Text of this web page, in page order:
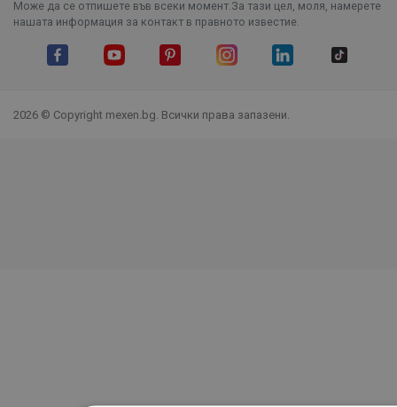
Може да се отпишете във всеки момент.За тази цел, моля, намерете
нашата информация за контакт в правното известие.
2026 © Copyright mexen.bg. Всички права запазени.